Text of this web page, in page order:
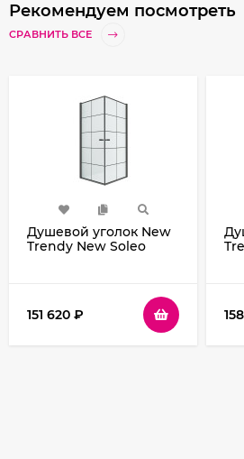
Рекомендуем посмотреть
СРАВНИТЬ ВСЕ
Душевой уголок New
Trendy New Soleo
стекло прозрачное
151 620 ₽